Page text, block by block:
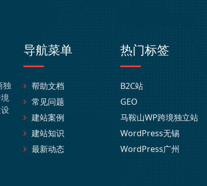
独
导航菜单
帮助文档
常见问题
建站案例
建站知识
最新动态
热门标签
B2C站
GEO
马鞍山WP跨境独立站
WordPress无锡
WordPress广州